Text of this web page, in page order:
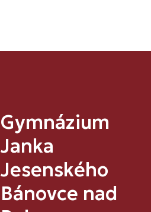
Gymnázium
Janka
Jesenského
Bánovce nad